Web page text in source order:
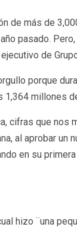
de más de
pasado.
de
porque
1,364 millones
cifras que nos
al aprobar un
en su
hizo ¨una